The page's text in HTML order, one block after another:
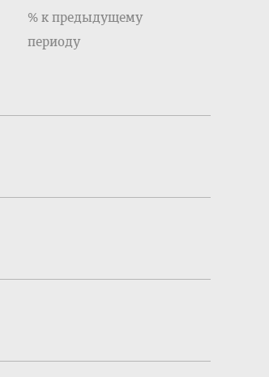
% к предыдущему
периоду